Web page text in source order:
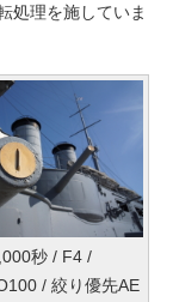
処理を施していま
秒 / F4 /
/ 絞り優先AE